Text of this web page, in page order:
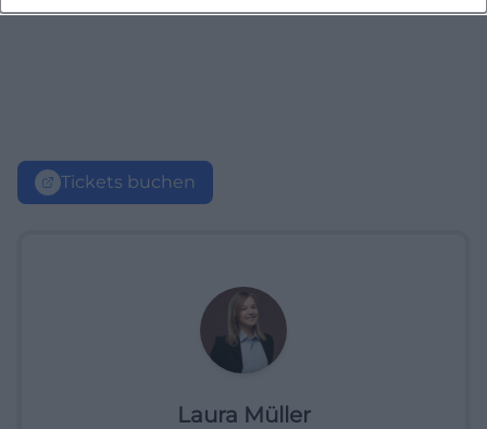
Tickets buchen
Laura Müller